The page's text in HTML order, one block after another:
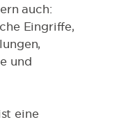
auch:
Eingriffe,
und
eine